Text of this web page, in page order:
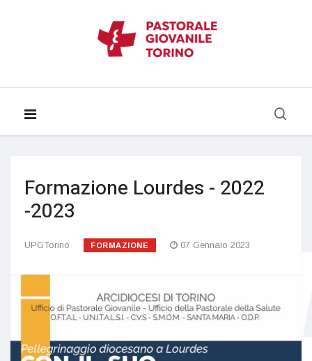
Formazione Lourdes - 2022
-2023
UPGTorino FORMAZIONE 07 Gennaio 2023